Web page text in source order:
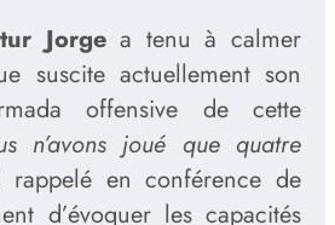
Jorgea tenu à calmer
suscite actuellement son
offensive de cette
n’avons joué que quatre
rappelé en conférence de
d’évoquer les capacités